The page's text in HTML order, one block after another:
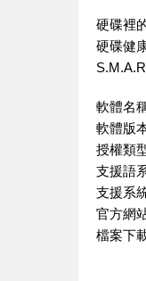
硬碟裡
硬碟健
軟體名
軟體版
授權類
支援語
支援系
官方網
檔案下